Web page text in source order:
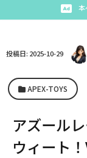
本
投稿日: 2025-10-29
APEX-TOYS
アズール
ウィート